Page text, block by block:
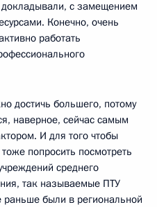
с замещением
Конечно, очень
работать
достичь большего, потому
наверное, сейчас самым
И для того чтобы
попросить посмотреть
среднего
так называемые ПТУ
были в региональной